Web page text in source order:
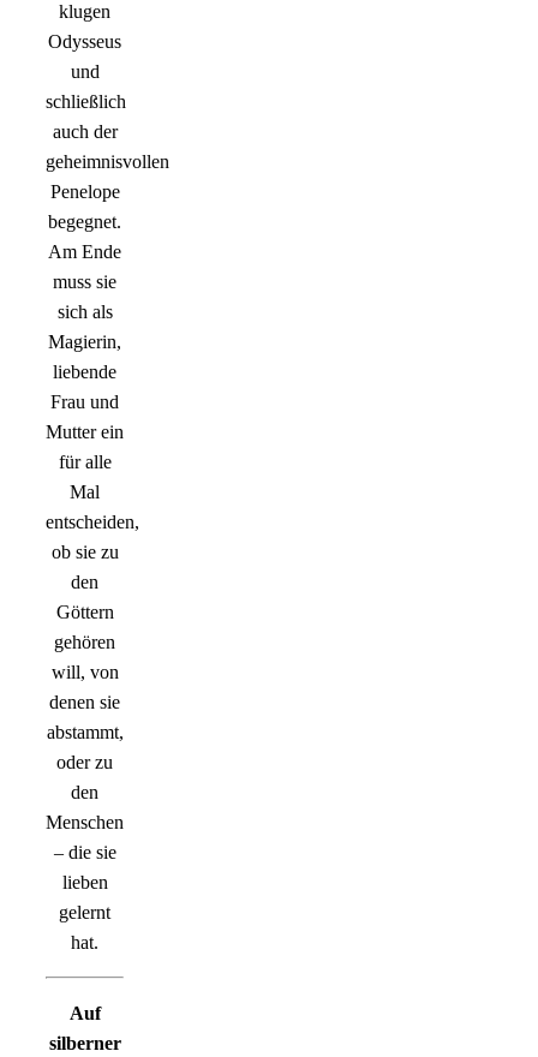
klugen
Odysseus
und
schließlich
auch der
geheimnisvollen
Penelope
begegnet.
Am Ende
muss sie
sich als
Magierin,
liebende
Frau und
Mutter ein
für alle
Mal
entscheiden,
ob sie zu
den
Göttern
gehören
will, von
denen sie
abstammt,
oder zu
den
Menschen
– die sie
lieben
gelernt
hat.
Auf
silberner